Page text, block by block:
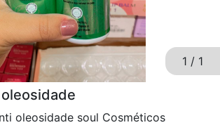
1 / 1
oleosidade soul Cosméticos